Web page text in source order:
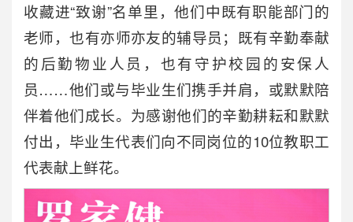
收藏进“致谢”名单里，他们中既有职能部门的
老师，也有亦师亦友的辅导员；既有辛勤奉献
的后勤物业人员，也有守护校园的安保人
员……他们或与毕业生们携手并肩，或默默陪
伴着他们成长。为感谢他们的辛勤耕耘和默默
付出，毕业生代表们向不同岗位的10位教职工
代表献上鲜花。